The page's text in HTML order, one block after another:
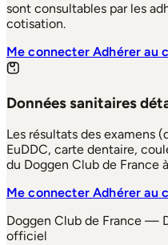
sont consultables par les
cotisation.
Me connecterAdhérer au
Données sanitaires
Les résultats des examens
EuDDC, carte dentaire,
du Doggen Club de France
Me connecterAdhérer au
Doggen Club de France —
officiel